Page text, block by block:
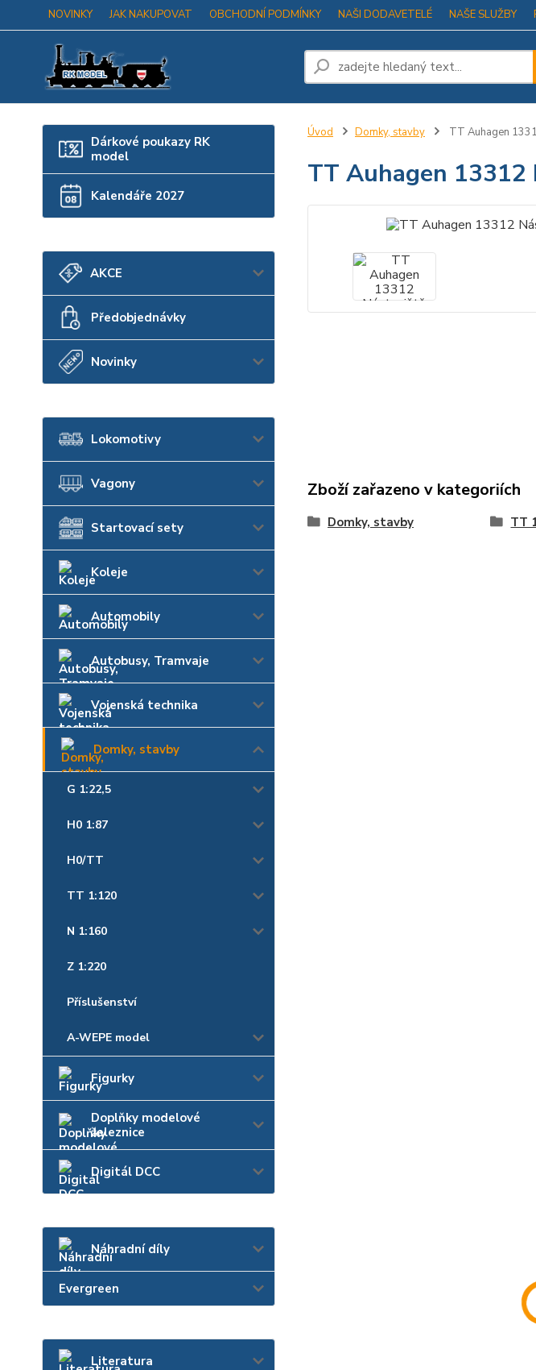
NOVINKY JAK NAKUPOVAT OBCHODNÍ PODMÍNKY NAŠI DODAVETELÉ NAŠE SLUŽBY
Dárkové poukazy RK
model
Kalendáře 2027
AKCE
Předobjednávky
Novinky
Lokomotivy
Vagony
Startovací sety
Koleje
Automobily
Autobusy, Tramvaje
Vojenská technika
Domky, stavby
G 1:22,5
H0 1:87
H0/TT
TT 1:120
N 1:160
Z 1:220
Příslušenství
A-WEPE model
Figurky
Doplňky modelové
železnice
Digitál DCC
Náhradní díly
Evergreen
Literatura
Úvod Domky, stavby TT Auhagen
TT Auhagen
Zboží zařazeno v kategoriích
Domky, stavby TT